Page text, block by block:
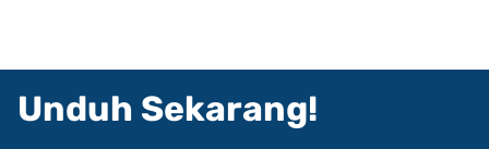
Unduh Sekarang!